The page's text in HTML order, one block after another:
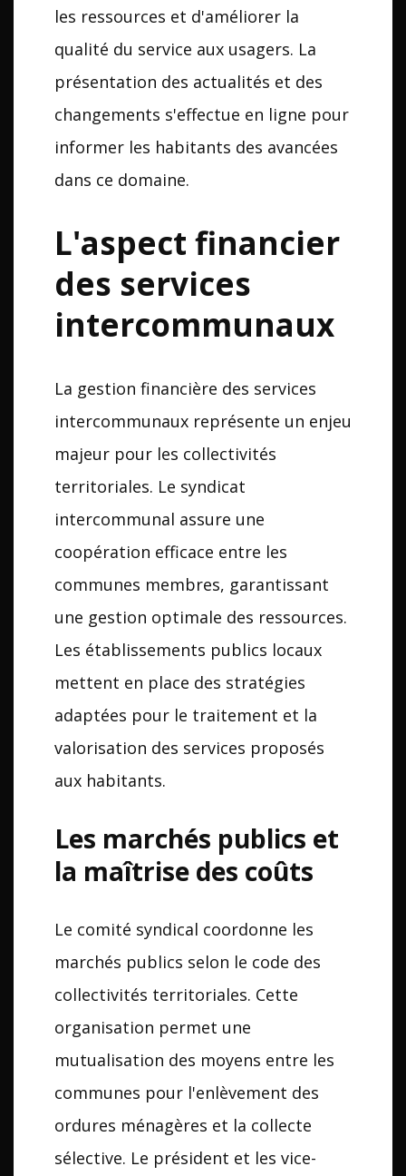
les ressources et d'améliorer la
qualité du service aux usagers. La
présentation des actualités et des
changements s'effectue en ligne pour
informer les habitants des avancées
dans ce domaine.
L'aspect financier
des services
intercommunaux
La gestion financière des services
intercommunaux représente un enjeu
majeur pour les collectivités
territoriales. Le syndicat
intercommunal assure une
coopération efficace entre les
communes membres, garantissant
une gestion optimale des ressources.
Les établissements publics locaux
mettent en place des stratégies
adaptées pour le traitement et la
valorisation des services proposés
aux habitants.
Les marchés publics et
la maîtrise des coûts
Le comité syndical coordonne les
marchés publics selon le code des
collectivités territoriales. Cette
organisation permet une
mutualisation des moyens entre les
communes pour l'enlèvement des
ordures ménagères et la collecte
sélective. Le président et les vice-